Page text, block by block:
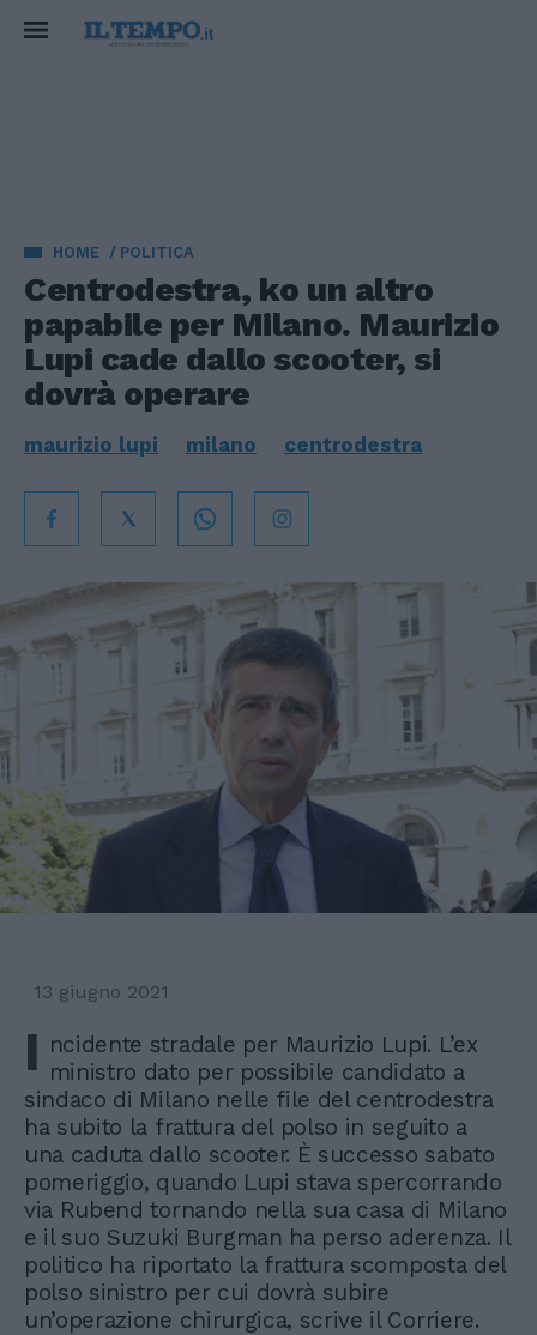
HOME POLITICA
Centrodestra, ko un altro
papabile per Milano. Maurizio
Lupi cade dallo scooter, si
dovrà operare
maurizio lupi milano centrodestra
13 giugno 2021
I ncidente stradale per Maurizio Lupi. L’ex
ministro dato per possibile candidato a
sindaco di Milano nelle file del centrodestra
ha subito la frattura del polso in seguito a
una caduta dallo scooter. È successo sabato
pomeriggio, quando Lupi stava spercorrando
via Rubend tornando nella sua casa di Milano
e il suo Suzuki Burgman ha perso aderenza. Il
politico ha riportato la frattura scomposta del
polso sinistro per cui dovrà subire
un’operazione chirurgica, scrive il Corriere.